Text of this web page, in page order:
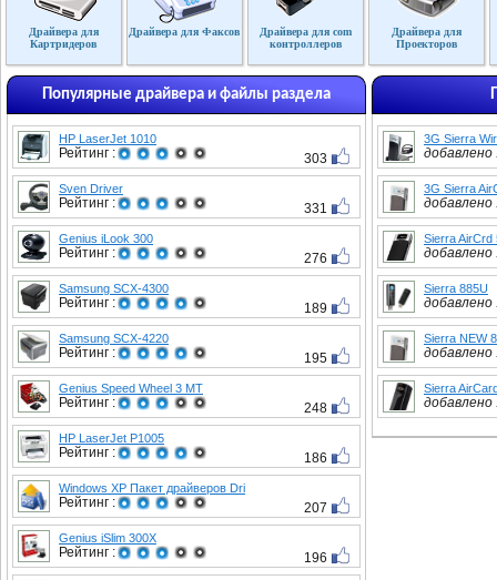
Драйвера для
Картридеров
Драйвера для Факсов
Драйвера для com
контроллеров
Драйвера для
Проекторов
Популярные драйвера и файлы раздела
HP LaserJet 1010
Рейтинг : 303
Sven Driver
Рейтинг : 331
Genius iLook 300
Рейтинг : 276
Samsung SCX-4300
Рейтинг : 189
Samsung SCX-4220
Рейтинг : 195
Genius Speed Wheel 3 MT
Рейтинг : 248
HP LaserJet P1005
Рейтинг : 186
Windows XP Пакет драйверов Dri
Рейтинг : 207
Genius iSlim 300X
Рейтинг : 196
3G Sierra
добавлено
3G Sierra
добавлено
Sierra AirCrd
добавлено
Sierra 885U
добавлено
Sierra NEW
добавлено
Sierra
добавлено